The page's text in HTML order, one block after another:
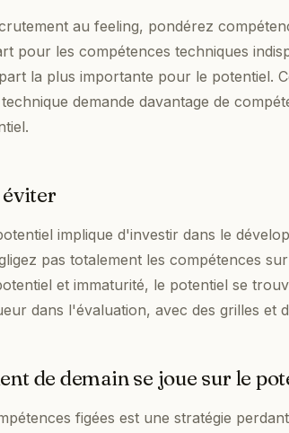
au feeling, pondérez
pour les compétences techniques
la plus importante pour le potentiel.
demande davantage de
éviter
implique d'investir dans le
pas totalement les compétences
et immaturité, le potentiel se
dans l'évaluation, avec des grilles et
de demain se joue sur le
figées est une stratégie